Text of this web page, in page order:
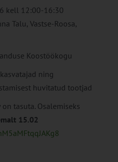
kell 12:00-16:30
Talu, Vastse-Roosa,
Koostöökogu
ning
huvitatud tootjad
tasuta. Osalemiseks
15.02